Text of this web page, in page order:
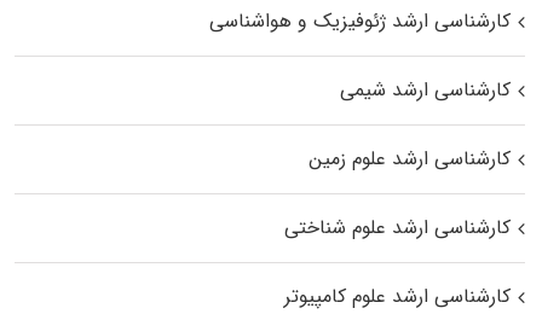
کارشناسی ارشد ژئوفیزیک و هواشناسی
کارشناسی ارشد شیمی
کارشناسی ارشد علوم زمین
کارشناسی ارشد علوم شناختی
کارشناسی ارشد علوم کامپیوتر